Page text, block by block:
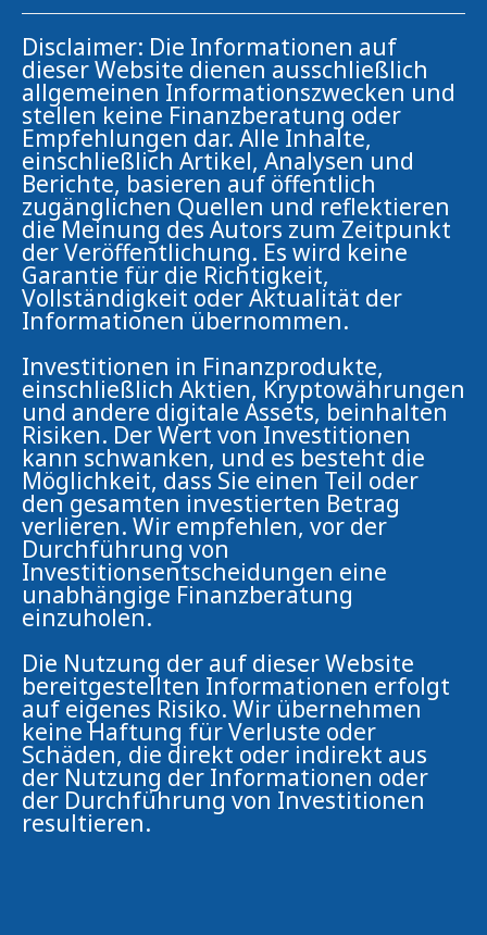
Disclaimer: Die Informationen auf
dieser Website dienen ausschließlich
allgemeinen Informationszwecken und
stellen keine Finanzberatung oder
Empfehlungen dar. Alle Inhalte,
einschließlich Artikel, Analysen und
Berichte, basieren auf öffentlich
zugänglichen Quellen und reflektieren
die Meinung des Autors zum Zeitpunkt
der Veröffentlichung. Es wird keine
Garantie für die Richtigkeit,
Vollständigkeit oder Aktualität der
Informationen übernommen.
Investitionen in Finanzprodukte,
einschließlich Aktien, Kryptowährungen
und andere digitale Assets, beinhalten
Risiken. Der Wert von Investitionen
kann schwanken, und es besteht die
Möglichkeit, dass Sie einen Teil oder
den gesamten investierten Betrag
verlieren. Wir empfehlen, vor der
Durchführung von
Investitionsentscheidungen eine
unabhängige Finanzberatung
einzuholen.
Die Nutzung der auf dieser Website
bereitgestellten Informationen erfolgt
auf eigenes Risiko. Wir übernehmen
keine Haftung für Verluste oder
Schäden, die direkt oder indirekt aus
der Nutzung der Informationen oder
der Durchführung von Investitionen
resultieren.